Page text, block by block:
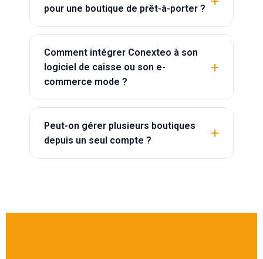
pour une boutique de prêt-à-porter ?
Comment intégrer Conexteo à son
logiciel de caisse ou son e-
commerce mode ?
Peut-on gérer plusieurs boutiques
depuis un seul compte ?